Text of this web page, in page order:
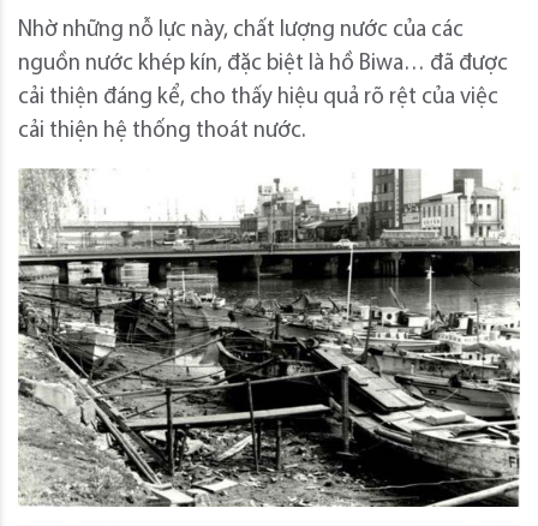
Nhờ những nỗ lực này, chất lượng nước của các
nguồn nước khép kín, đặc biệt là hồ Biwa… đã được
cải thiện đáng kể, cho thấy hiệu quả rõ rệt của việc
cải thiện hệ thống thoát nước.